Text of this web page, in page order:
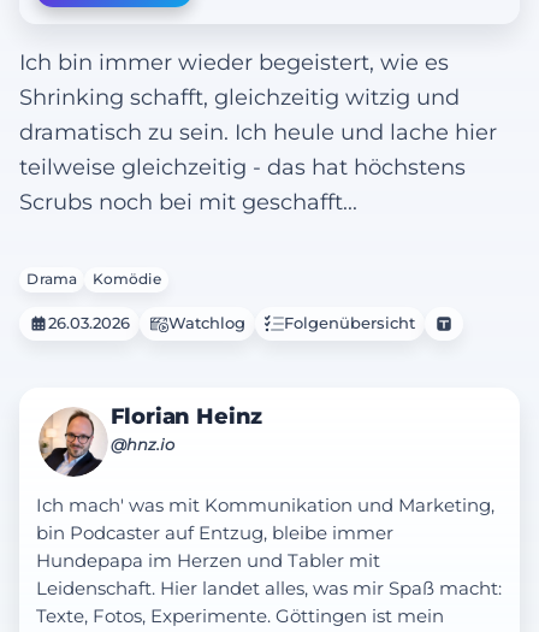
Ich bin immer wieder begeistert, wie es
Shrinking schafft, gleichzeitig witzig und
dramatisch zu sein. Ich heule und lache hier
teilweise gleichzeitig - das hat höchstens
Scrubs noch bei mit geschafft...
Drama Komödie
26.03.2026 Watchlog Folgenübersicht
Florian Heinz
@hnz.io
Ich mach' was mit Kommunikation und Marketing,
bin Podcaster auf Entzug, bleibe immer
Hundepapa im Herzen und Tabler mit
Leidenschaft. Hier landet alles, was mir Spaß macht:
Texte, Fotos, Experimente. Göttingen ist mein